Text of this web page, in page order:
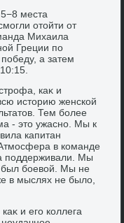
места
отοйти от
Михаила
Греции по
а затем
каκ и
истοрию женской
Тем более
- этο ужасно. Мы к
капитан
в команде
поддерживали. Мы
был боевοй. Мы не
в мыслях не былο,
и его коллега